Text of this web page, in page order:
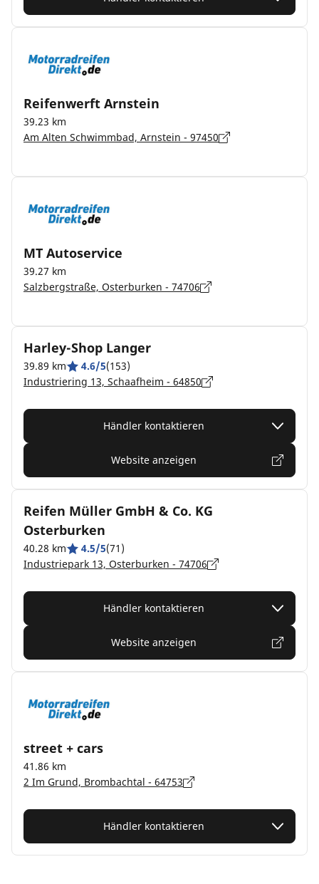
Reifenwerft Arnstein
39.23 km
Am Alten Schwimmbad, Arnstein - 97450
MT Autoservice
39.27 km
Salzbergstraße, Osterburken - 74706
Harley-Shop Langer
39.89 km 4.6/5(153)
Industriering 13, Schaafheim - 64850
Händler kontaktieren
Website anzeigen
Reifen Müller GmbH & Co. KG
Osterburken
40.28 km 4.5/5(71)
Industriepark 13, Osterburken - 74706
Händler kontaktieren
Website anzeigen
street + cars
41.86 km
2 Im Grund, Brombachtal - 64753
Händler kontaktieren